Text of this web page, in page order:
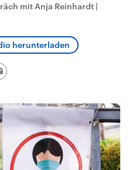
mit Anja Reinhardt |
herunterladen